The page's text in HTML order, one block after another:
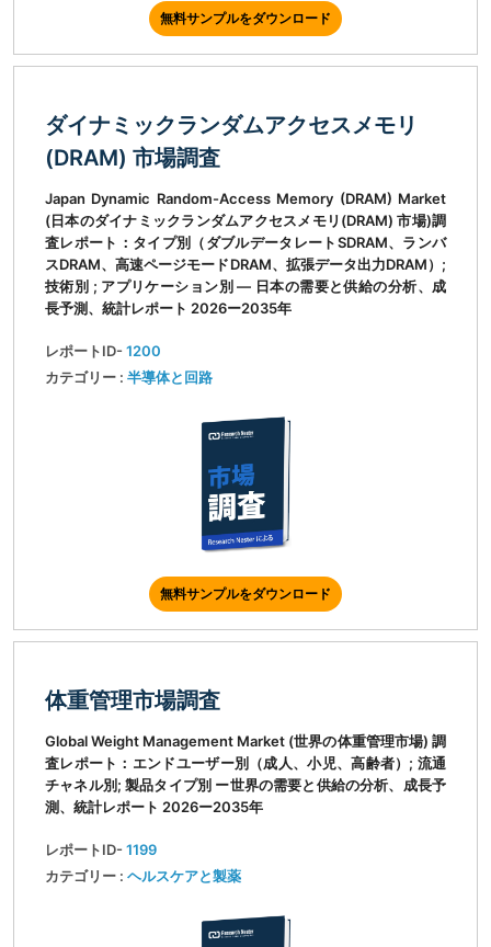
無料サンプルをダウンロード
ダイナミックランダムアクセスメモリ
(DRAM) 市場調査
Japan Dynamic Random-Access Memory (DRAM) Market
(日本のダイナミックランダムアクセスメモリ(DRAM) 市場)調
査レポート：タイプ別（ダブルデータレートSDRAM、ランバ
スDRAM、高速ページモードDRAM、拡張データ出力DRAM）;
技術別 ; アプリケーション別 ― 日本の需要と供給の分析、成
長予測、統計レポート 2026ー2035年
レポートID-1200
カテゴリー : 半導体と回路
無料サンプルをダウンロード
体重管理市場調査
Global Weight Management Market (世界の体重管理市場) 調
査レポート：エンドユーザー別（成人、小児、高齢者）; 流通
チャネル別; 製品タイプ別 ー世界の需要と供給の分析、成長予
測、統計レポート 2026ー2035年
レポートID-1199
カテゴリー : ヘルスケアと製薬